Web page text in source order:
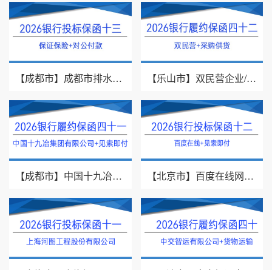
【成都市】成都市排水有限责任公司/投标保证保险/2026银行投标保函十三 【乐山市】双民营企业/采购供货/2026年银行履约保函四十二
【成都市】中国十九冶集团有限公司/见索即付/2026年银行履约保函四十一 【北京市】百度在线网络技术（北京）有限公司/投标保函/2026银行投标保函十二